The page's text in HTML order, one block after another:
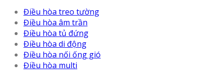
Điều hòa treo tường
Điều hòa âm trần
Điều hòa tủ đứng
Điều hòa di động
Điều hòa nối ống gió
Điều hòa multi